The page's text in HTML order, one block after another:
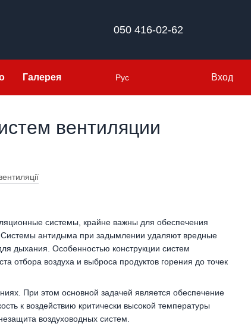
050 416-02-62
Галерея Рус Вход
вентиляции
системы, крайне важны для обеспечения
антидыма при задымлении удаляют вредные
дыхания. Особенностью конструкции систем
отбора воздуха и выброса продуктов горения до точек
При этом основной задачей является обеспечение
к воздействию критически высокой температуры
воздуховодных систем.